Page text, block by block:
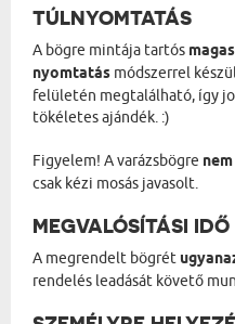
TÚLNYOMTATÁS
A bögre mintája tartós
nyomtatás módszerrel
felületén megtalálható, így
tökéletes ajándék. :)
Figyelem! A varázsbögre
csak kézi mosás javasolt.
MEGVALÓSÍTÁSI IDŐ
A megrendelt bögrét
rendelés leadását követő